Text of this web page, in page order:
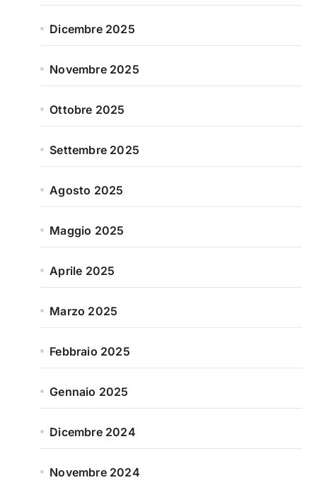
Dicembre 2025
Novembre 2025
Ottobre 2025
Settembre 2025
Agosto 2025
Maggio 2025
Aprile 2025
Marzo 2025
Febbraio 2025
Gennaio 2025
Dicembre 2024
Novembre 2024